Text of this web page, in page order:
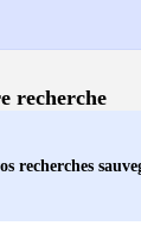
recherche
recherches